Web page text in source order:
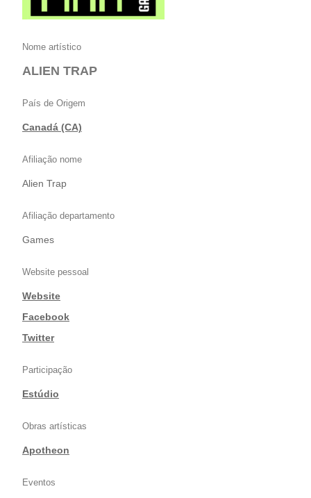
Nome artístico
ALIEN TRAP
País de Origem
Canadá (CA)
Afiliação nome
Alien Trap
Afiliação departamento
Games
Website pessoal
Website
|Facebook
|Twitter
Participação
Estúdio
Obras artísticas
Apotheon
Eventos